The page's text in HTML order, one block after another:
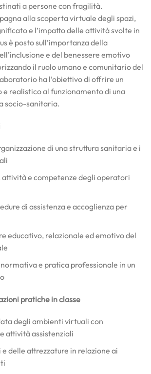
a persone con fragilità.
alla scoperta virtuale degli spazi,
e l’impatto delle attività svolte in
è posto sull’importanza della
e del benessere emotivo
il ruolo umano e comunitario del
ha l’obiettivo di offrire un
realistico al funzionamento di una
socio-sanitaria.
di una struttura sanitaria e i
attività e competenze degli operatori
di assistenza e accoglienza per
educativo, relazionale ed emotivo del
e pratica professionale in un
pratiche in classe
degli ambienti virtuali con
attività assistenziali
e delle attrezzature in relazione ai